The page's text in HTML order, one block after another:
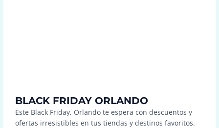
BLACK FRIDAY ORLANDO
Este Black Friday, Orlando te espera con descuentos y
ofertas irresistibles en tus tiendas y destinos favoritos.